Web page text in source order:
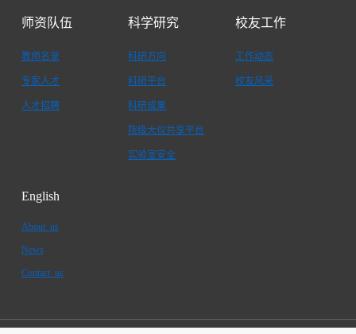
师资队伍
教师名录
专家人才
人才招聘
科学研究
科研方向
科研平台
科研成果
院级大仪共享平台
实验室安全
校友工作
工作动态
校友风采
English
About us
News
Contact us